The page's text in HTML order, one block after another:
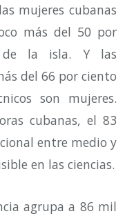
mujeres cubanas
más del 50 por
de la isla. Y las
del 66 por ciento
son mujeres.
cubanas, el 83
entre medio y
en las ciencias.
agrupa a 86 mil